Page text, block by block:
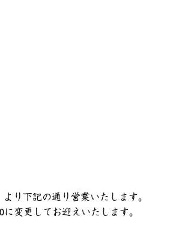
より下記の通り営業いたします。
変更してお迎えいたします。